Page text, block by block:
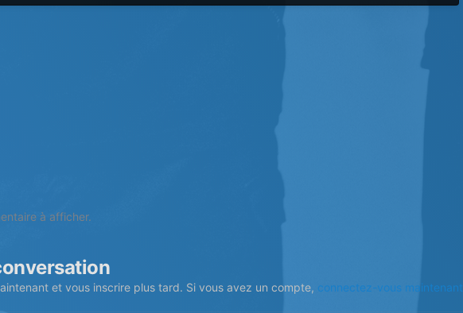
à afficher.
et vous inscrire plus tard. Si vous avez un compte, connectez-vous maintenant